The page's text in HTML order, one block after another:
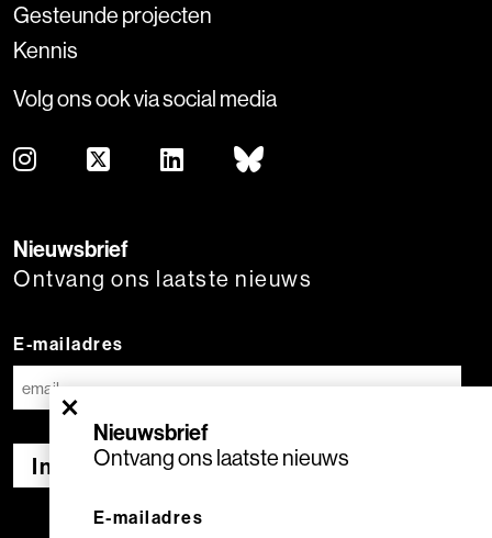
×
Nieuwsbrief
Ontvang ons laatste nieuws
E-mailadres
Gesteunde projecten
Kennis
Volg ons ook via social media
Nieuwsbrief
Ontvang ons laatste nieuws
E-mailadres
Inschrijven